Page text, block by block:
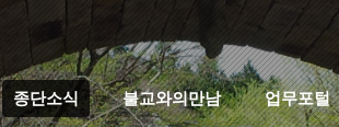
종단소식 불교와의만남 업무포털